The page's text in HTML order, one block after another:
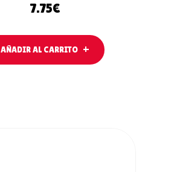
7.75€
AÑADIR AL CARRITO